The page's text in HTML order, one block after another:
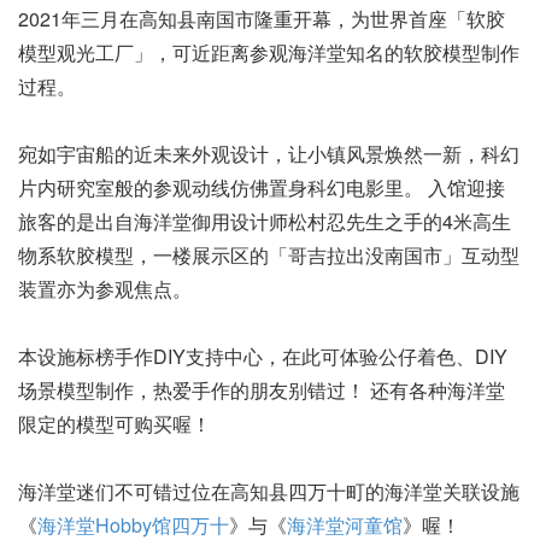
2021年三月在高知县南国市隆重开幕，为世界首座「软胶
模型观光工厂」，可近距离参观海洋堂知名的软胶模型制作
过程。
宛如宇宙船的近未来外观设计，让小镇风景焕然一新，科幻
片内研究室般的参观动线仿佛置身科幻电影里。 入馆迎接
旅客的是出自海洋堂御用设计师松村忍先生之手的4米高生
物系软胶模型，一楼展示区的「哥吉拉出没南国市」互动型
装置亦为参观焦点。
本设施标榜手作DIY支持中心，在此可体验公仔着色、DIY
场景模型制作，热爱手作的朋友别错过！ 还有各种海洋堂
限定的模型可购买喔！
海洋堂迷们不可错过位在高知县四万十町的海洋堂关联设施
《海洋堂Hobby馆四万十》与《海洋堂河童馆》喔！